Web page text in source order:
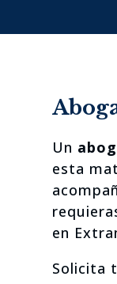
Un
esta
en
Solicita